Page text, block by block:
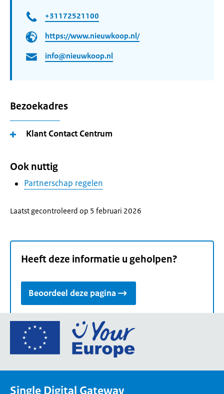
+31172521100
https://www.nieuwkoop.nl/
info@nieuwkoop.nl
Bezoekadres
Klant Contact Centrum
Ook nuttig
Partnerschap regelen
Laatst gecontroleerd op 5 februari 2026
Heeft deze informatie u geholpen?
Beoordeel deze pagina
Ga
de
Single Digital Gateway